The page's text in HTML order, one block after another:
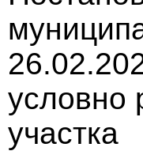
условно
участка